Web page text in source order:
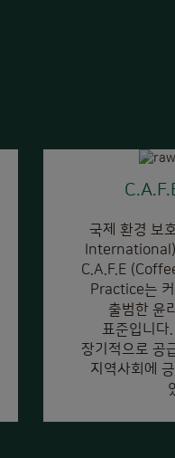
국제 환경 보
International)
C.A.F.E
Practice는
출범한 윤
표준입니다
장기적으로 공
지역사회에